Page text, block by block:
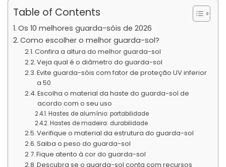
Table of Contents
Os 10 melhores guarda-sóis de 2026
Como escolher o melhor guarda-sol?
Confira a altura do melhor guarda-sol
Veja qual é o diâmetro do guarda-sol
Evite guarda-sóis com fator de proteção UV inferior
a 50
Escolha o material da haste do guarda-sol de
acordo com o seu uso
Hastes de alumínio: portabilidade
Hastes de madeira: durabilidade
Verifique o material da estrutura do guarda-sol
Saiba o peso do guarda-sol
Fique atento à cor do guarda-sol
Descubra se o guarda-sol conta com recursos